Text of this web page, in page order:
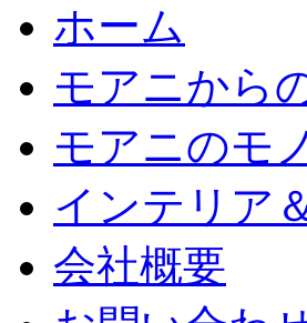
ホーム
モアニから
モアニのモ
インテリア
会社概要